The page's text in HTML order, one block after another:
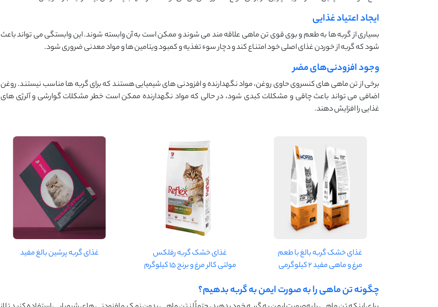
ایجاد اعتیاد غذایی
بسیاری از گربه‌ ها به طعم و بوی قوی تن ماهی علاقه‌ مند می‌ شوند و ممکن است به آن وابسته شوند. این وابستگی می‌ تواند باعث
شود که گربه از خوردن غذای اصلی خود امتناع کند و دچار سوء تغذیه و کمبود ویتامین‌ ها و مواد معدنی ضروری شود.
وجود افزودنی‌های مضر
برخی از تن ماهی‌ های کنسروی حاوی روغن، مواد نگهدارنده و افزودنی ‌های شیمیایی هستند که برای گربه ‌ها مناسب نیستند. روغن
اضافی می ‌تواند باعث چاقی و مشکلات کبدی شود، در حالی که مواد نگهدارنده ممکن است خطر مشکلات گوارشی و آلرژی ‌های
غذایی را افزایش دهند.
غذای خشک گربه بالغ با طعم
مرغ و ماهی مفید 2 کیلوگرمی
غذای خشک گربه رفلکس
مولتی کالر مرغ و برنج 15 کیلوگرم
غذای گربه پرشین بالغ مفید
چگونه تن ماهی را به‌ صورت ایمن به گربه بدهیم؟